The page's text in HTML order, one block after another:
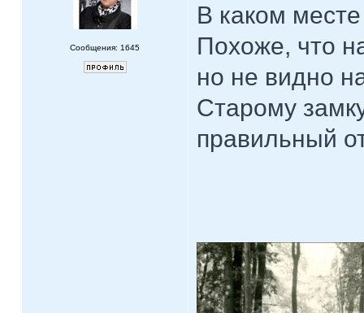
Сообщения: 1645
В каком
Похоже, что
но не видно
Старому
правильный